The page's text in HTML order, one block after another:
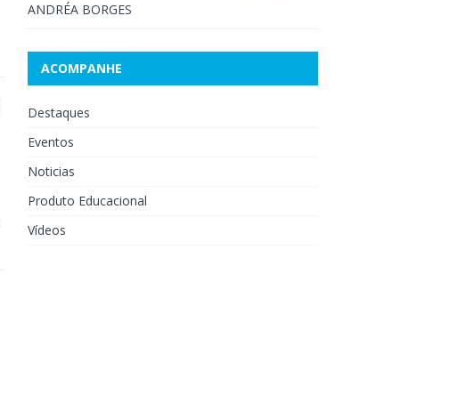
ANDRÉA BORGES
ACOMPANHE
Destaques
Eventos
Noticias
Produto Educacional
Vídeos